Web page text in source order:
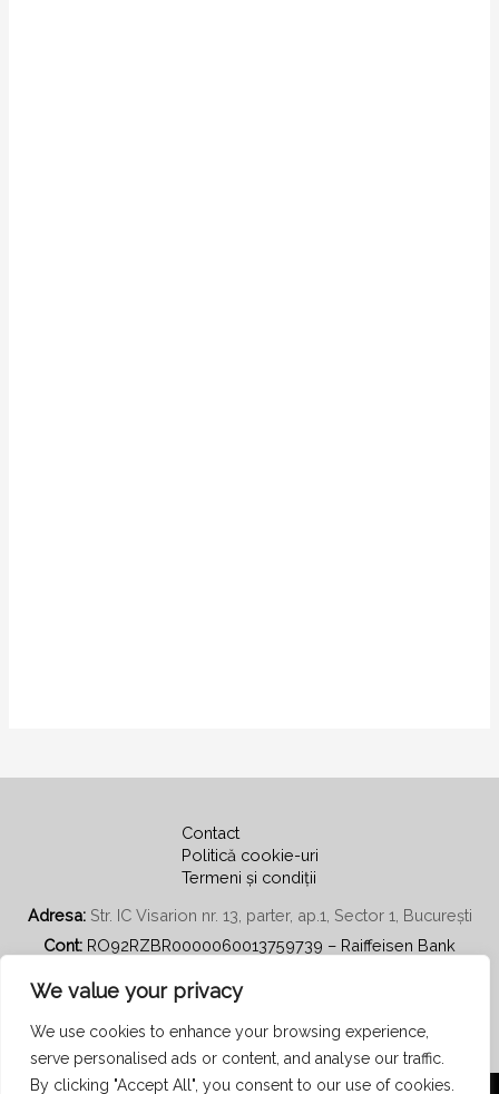
We value your privacy
We use cookies to enhance your browsing experience,
serve personalised ads or content, and analyse our traffic.
By clicking "Accept All", you consent to our use of cookies.
Contact
Politică cookie-uri
Termeni și condiții
Adresa: Str. IC Visarion nr. 13, parter, ap.1, Sector 1, București
Cont: RO92RZBR0000060013759739 – Raiffeisen Bank